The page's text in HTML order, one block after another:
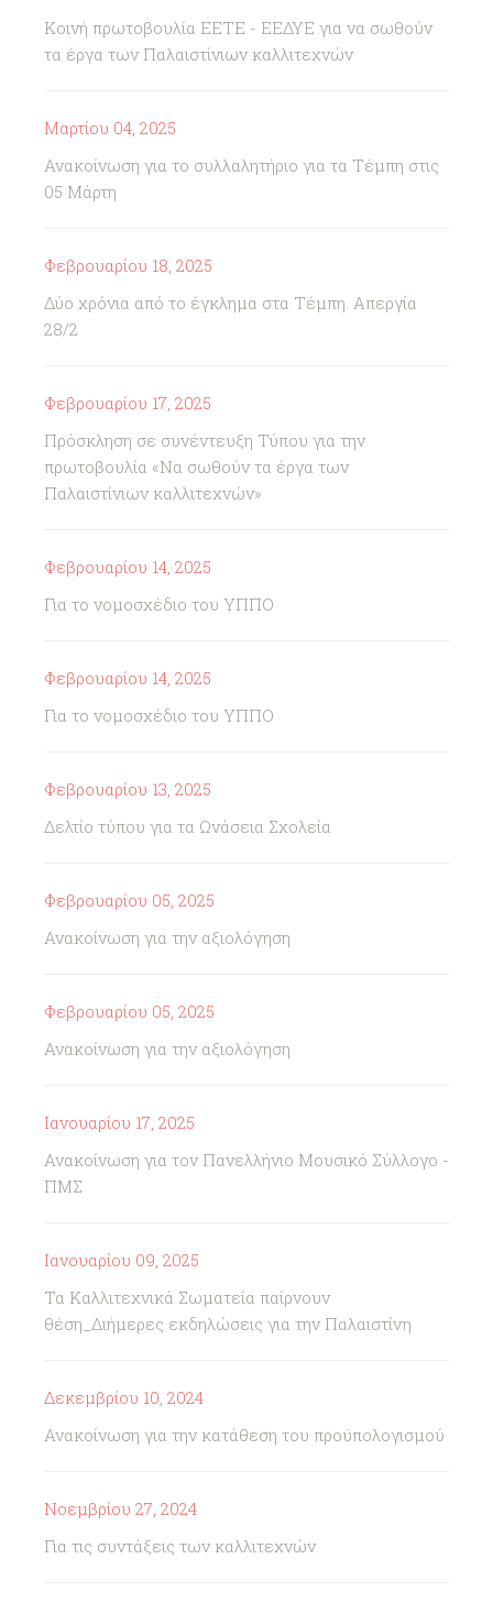
Κοινή πρωτοβουλία ΕΕΤΕ - ΕΕΔΥΕ για να σωθούν
τα έργα των Παλαιστίνιων καλλιτεχνών
Μαρτίου 04, 2025
Ανακοίνωση για το συλλαλητήριο για τα Τέμπη στις
05 Μάρτη
Φεβρουαρίου 18, 2025
Δύο χρόνια από το έγκλημα στα Τέμπη. Απεργία
28/2
Φεβρουαρίου 17, 2025
Πρόσκληση σε συνέντευξη Τύπου για την
πρωτοβουλία «Να σωθούν τα έργα των
Παλαιστίνιων καλλιτεχνών»
Φεβρουαρίου 14, 2025
Για το νομοσχέδιο του ΥΠΠΟ
Φεβρουαρίου 14, 2025
Για το νομοσχέδιο του ΥΠΠΟ
Φεβρουαρίου 13, 2025
Δελτίο τύπου για τα Ωνάσεια Σχολεία
Φεβρουαρίου 05, 2025
Ανακοίνωση για την αξιολόγηση
Φεβρουαρίου 05, 2025
Ανακοίνωση για την αξιολόγηση
Ιανουαρίου 17, 2025
Ανακοίνωση για τον Πανελλήνιο Μουσικό Σύλλογο -
ΠΜΣ
Ιανουαρίου 09, 2025
Τα Καλλιτεχνικά Σωματεία παίρνουν
θέση_Διήμερες εκδηλώσεις για την Παλαιστίνη
Δεκεμβρίου 10, 2024
Ανακοίνωση για την κατάθεση του προϋπολογισμού
Νοεμβρίου 27, 2024
Για τις συντάξεις των καλλιτεχνών